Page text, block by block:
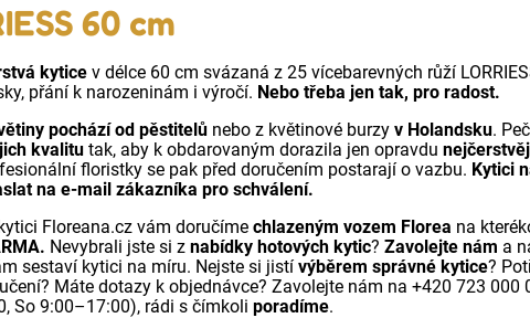
60 cm
kytice v délce 60 cm svázaná z 25 vícebarevných růží
přání k narozeninám i výročí. Nebo třeba jen tak, pro radost.
pochází od pěstitelů nebo z květinové burzyv Holandsku.
kvalitu tak, aby k obdarovaným dorazila jen opravdu
floristky se pak před doručením postarají o vazbu. Kytici
na e-mail zákazníka pro schválení.
Floreana.cz vám doručímechlazeným vozem Florea na
Nevybrali jste si znabídky hotových kytic?Zavolejte nám a
sestaví kytici na míru. Nejste si jistívýběrem správné kytice?
Máte dotazy k objednávce? Zavolejte nám na +420 723 000
So 9:00–17:00), rádi s čímkoliporadíme.